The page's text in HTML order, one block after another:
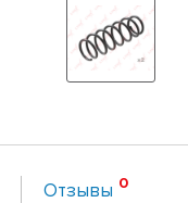
Отзывы